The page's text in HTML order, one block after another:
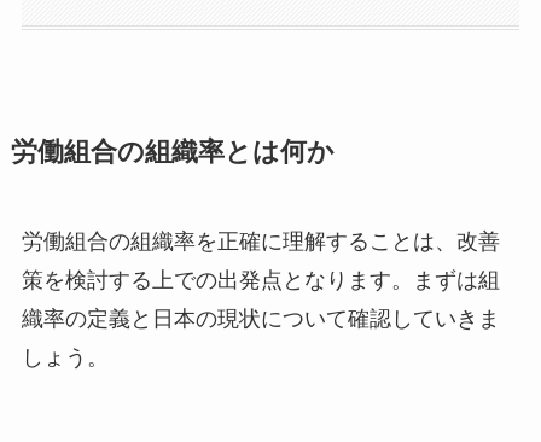
労働組合の組織率とは何か
労働組合の組織率を正確に理解することは、改善
策を検討する上での出発点となります。まずは組
織率の定義と日本の現状について確認していきま
しょう。